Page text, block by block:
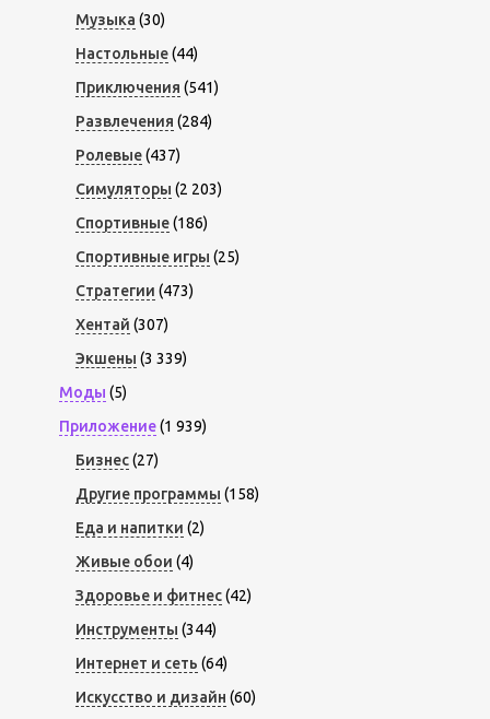
Музыка (30)
Настольные(44)
Приключения (541)
Развлечения (284)
Ролевые(437)
Симуляторы (2 203)
Спортивные(186)
Спортивные игры (25)
Стратегии (473)
Хентай (307)
Экшены (3 339)
Моды (5)
Приложение(1 939)
Бизнес(27)
Другие программы (158)
Еда и напитки (2)
Живые обои (4)
Здоровье и фитнес(42)
Инструменты (344)
Интернет и сеть (64)
Искусство и дизайн (60)